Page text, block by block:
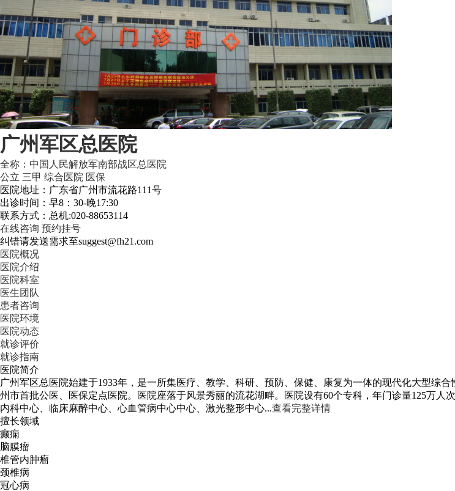
广州军区总医院
全称：中国人民解放军南部战区总医院
公立 三甲 综合医院 医保
医院地址：广东省广州市流花路111号
出诊时间：早8：30-晚17:30
联系方式：总机:020-88653114
在线咨询 预约挂号
纠错请发送需求至suggest@fh21.com
医院概况
医院介绍
医院科室
医生团队
患者咨询
医院环境
医院动态
就诊评价
就诊指南
医院简介
广州军区总医院始建于1933年，是一所集医疗、教学、科研、预防、保健、康复为一体的现代化大型综
州市首批公医、医保定点医院。医院座落于风景秀丽的流花湖畔。医院设有60个专科，年门诊量125万
内科中心、临床麻醉中心、心血管病中心中心、激光整形中心...查看完整详情
擅长领域
癫痫
脑膜瘤
椎管内肿瘤
颈椎病
冠心病